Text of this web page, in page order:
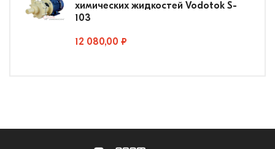
химических жидкостей Vodotok S-
103
12 080,00 ₽